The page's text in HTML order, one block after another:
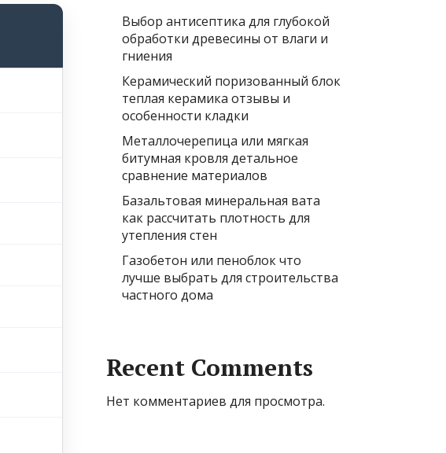
Выбор антисептика для глубокой
обработки древесины от влаги и
гниения
Керамический поризованный блок
теплая керамика отзывы и
особенности кладки
Металлочерепица или мягкая
битумная кровля детальное
сравнение материалов
Базальтовая минеральная вата
как рассчитать плотность для
утепления стен
Газобетон или пеноблок что
лучше выбрать для строительства
частного дома
Recent Comments
Нет комментариев для просмотра.